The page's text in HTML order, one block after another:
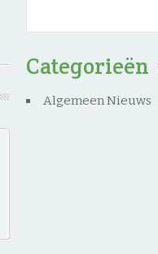
Categorieën
Algemeen Nieuws